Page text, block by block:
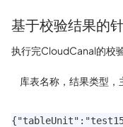
基于校验结果的
执行完CloudCanal的校
库表名称，结果类型，